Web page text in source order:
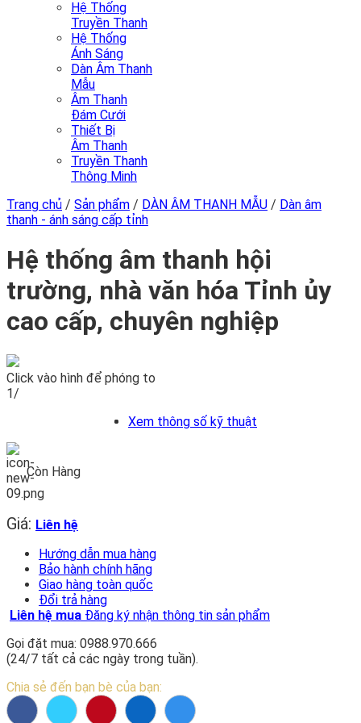
Hệ Thống
Truyền Thanh
Hệ Thống
Ánh Sáng
Dàn Âm Thanh
Mẫu
Âm Thanh
Đám Cưới
Thiết Bị
Âm Thanh
Truyền Thanh
Thông Minh
Trang chủ / Sản phẩm / DÀN ÂM THANH MẪU / Dàn âm
thanh - ánh sáng cấp tỉnh
Hệ thống âm thanh hội
trường, nhà văn hóa Tỉnh ủy
cao cấp, chuyên nghiệp
Click vào hình để phóng to
1/
Xem thông số kỹ thuật
Còn Hàng
Giá: Liên hệ
Hướng dẫn mua hàng
Bảo hành chính hãng
Giao hàng toàn quốc
Đổi trả hàng
Liên hệ mua Đăng ký nhận thông tin sản phẩm
Gọi đặt mua: 0988.970.666
(24/7 tất cả các ngày trong tuần).
Chia sẻ đến bạn bè của bạn: